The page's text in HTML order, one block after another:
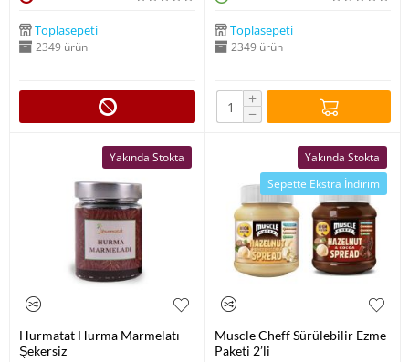
Toplasepeti
2349 ürün
Toplasepeti
2349 ürün
+
−
Yakında Stokta
Hurmatat Hurma Marmelatı
Şekersiz
Yakında Stokta
Sepette Ekstra İndirim
Muscle Cheff Sürülebilir Ezme
Paketi 2’li